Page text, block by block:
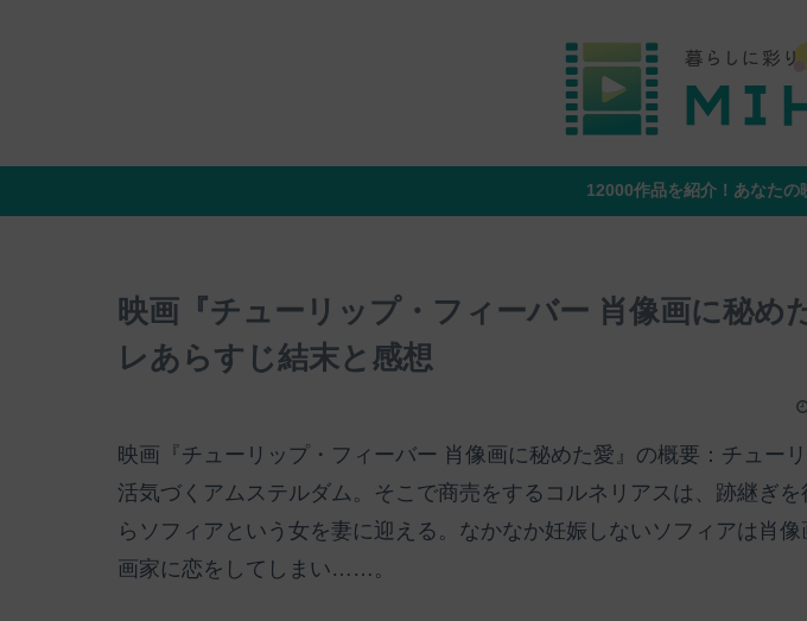
12000作品を紹介！あなたの
映画『チューリップ・フィーバー 肖像画に秘め
レあらすじ結末と感想
映画『チューリップ・フィーバー 肖像画に秘めた愛』の概要：チュー
活気づくアムステルダム。そこで商売をするコルネリアスは、跡継ぎ
らソフィアという女を妻に迎える。なかなか妊娠しないソフィアは肖
画家に恋をしてしまい……。